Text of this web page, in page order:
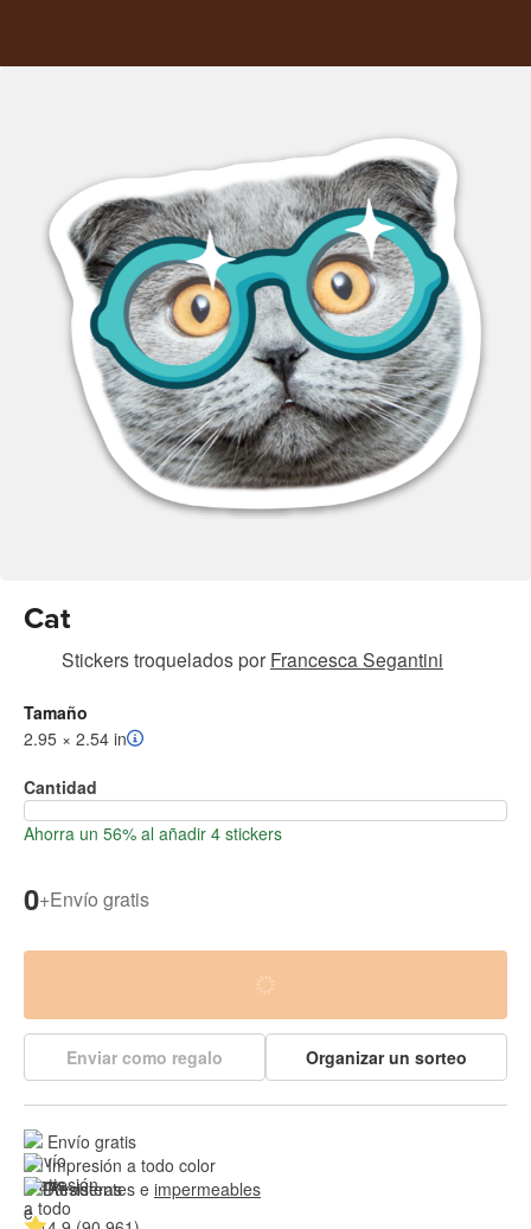
Cat
Stickers troqueladospor Francesca Segantini
Tamaño
2.95 × 2.54 in
Cantidad
Ahorra un 56% al añadir 4 stickers
0+Envío gratis
Enviar como regalo Organizar un sorteo
Envío gratis
Impresión a todo color
Resistentes e impermeables